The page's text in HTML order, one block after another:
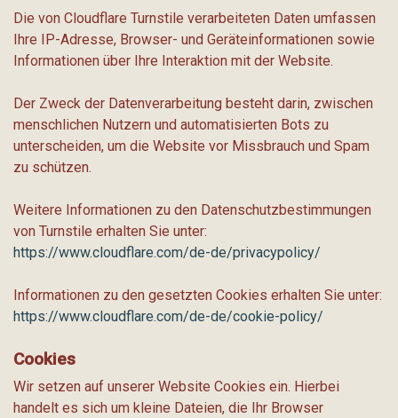
Die von Cloudflare Turnstile verarbeiteten Daten umfassen
Ihre IP-Adresse, Browser- und Geräteinformationen sowie
Informationen über Ihre Interaktion mit der Website.
Der Zweck der Datenverarbeitung besteht darin, zwischen
menschlichen Nutzern und automatisierten Bots zu
unterscheiden, um die Website vor Missbrauch und Spam
zu schützen.
Weitere Informationen zu den Datenschutzbestimmungen
von Turnstile erhalten Sie unter:
https://www.cloudflare.com/de-de/privacypolicy/
Informationen zu den gesetzten Cookies erhalten Sie unter:
https://www.cloudflare.com/de-de/cookie-policy/
Cookies
Wir setzen auf unserer Website Cookies ein. Hierbei
handelt es sich um kleine Dateien, die Ihr Browser